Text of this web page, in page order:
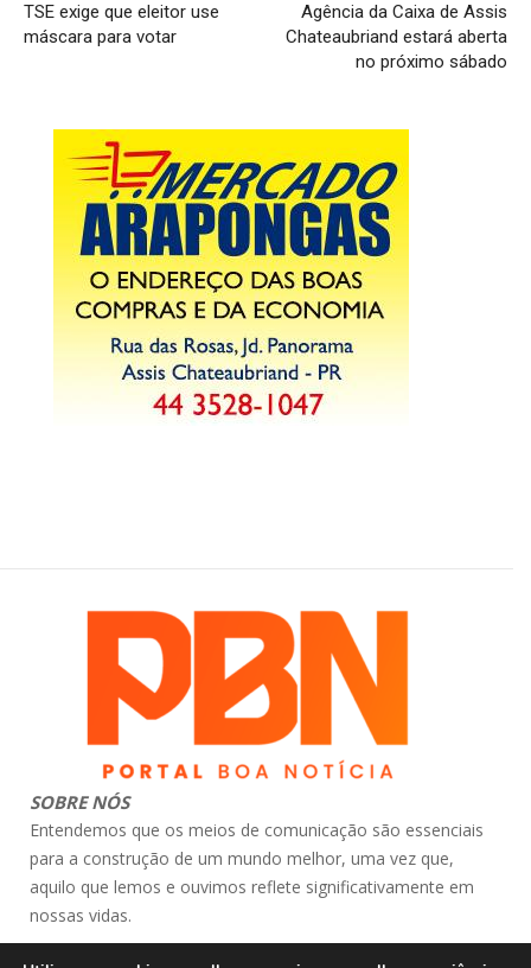
TSE exige que eleitor use
máscara para votar
Agência da Caixa de Assis
Chateaubriand estará aberta
no próximo sábado
SOBRE NÓS
Entendemos que os meios de comunicação são essenciais
para a construção de um mundo melhor, uma vez que,
aquilo que lemos e ouvimos reflete significativamente em
nossas vidas.